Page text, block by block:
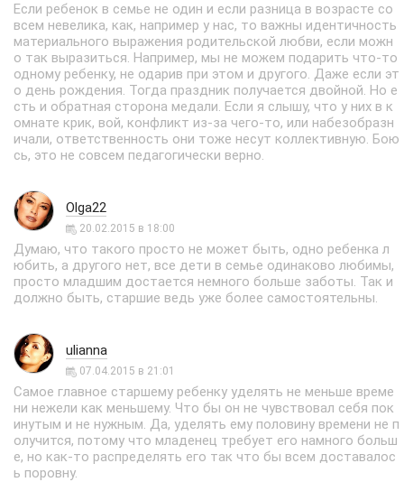
Если ребенок в семье не один и если разница в возрасте со
всем невелика, как, например у нас, то важны идентичность
материального выражения родительской любви, если можн
о так выразиться. Например, мы не можем подарить что-то
одному ребенку, не одарив при этом и другого. Даже если эт
о день рождения. Тогда праздник получается двойной. Но е
сть и обратная сторона медали. Если я слышу, что у них в к
омнате крик, вой, конфликт из-за чего-то, или набезобразн
ичали, ответственность они тоже несут коллективную. Бою
сь, это не совсем педагогически верно.
Olga22
20.02.2015 в 18:00
Думаю, что такого просто не может быть, одно ребенка л
юбить, а другого нет, все дети в семье одинаково любимы,
просто младшим достается немного больше заботы. Так и
должно быть, старшие ведь уже более самостоятельны.
ulianna
07.04.2015 в 21:01
Самое главное старшему ребенку уделять не меньше време
ни нежели как меньшему. Что бы он не чувствовал себя пок
инутым и не нужным. Да, уделять ему половину времени не п
олучится, потому что младенец требует его намного больш
е, но как-то распределять его так что бы всем доставалос
ь поровну.